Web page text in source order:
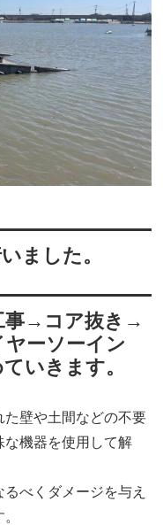
ました。
事→コア抜き→
ーソーイン
いきます。
壁や土間などの不要
な機器を使用して解
べくダメージを与え